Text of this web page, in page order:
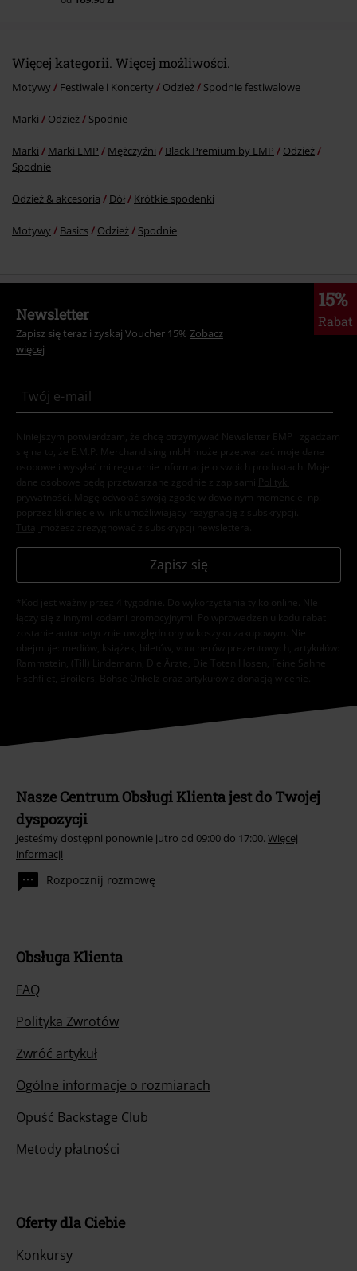
Więcej kategorii. Więcej możliwości.
Motywy Festiwale i Koncerty Odzież Spodnie festiwalowe
Marki Odzież Spodnie
Marki Marki EMP Mężczyźni Black Premium by EMP
Odzież
Spodnie
Odzież & akcesoria Dół Krótkie spodenki
Motywy Basics Odzież Spodnie
15%
Rabat
Newsletter
Zapisz się teraz i zyskaj Voucher 15% Zobacz
więcej
Niniejszym potwierdzam, że chcę otrzymywać Newsletter EMP i zgadzam
się na to, że E.M.P. Merchandising mbH może przetwarzać moje dane
osobowe i wysyłać mi regularnie informacje o swoich produktach. Moje
dane osobowe będą przetwarzane zgodnie z zapisami
Polityki
prywatności . Mogę odwołać swoją zgodę w dowolnym momencie, np.
poprzez kliknięcie w link umożliwiający rezygnację z subskrypcji.
Tutaj możesz zrezygnować z subskrypcji newslettera.
Zapisz się
*Kod jest ważny przez 4 tygodnie. Do wykorzystania tylko online. NIe
łączy się z innymi kodami promocyjnymi. Po wprowadzeniu kodu rabat
zostanie automatycznie uwzględniony w koszyku zakupowym. Nie
obejmuje: mediów, książek, biletów, voucherów prezentowych, artykułów:
Rammstein, (Till) Lindemann, Die Ärzte, Die Toten Hosen, Feine Sahne
Fischfilet, Broilers, Böhse Onkelz oraz artykułów z donacją w cenie.
Nasze Centrum Obsługi Klienta jest do Twojej
dyspozycji
Jesteśmy dostępni ponownie jutro od 09:00 do 17:00. Więcej
informacji
Rozpocznij rozmowę
Obsługa Klienta
FAQ
Polityka Zwrotów
Zwróć artykuł
Ogólne informacje o rozmiarach
Opuść Backstage Club
Metody płatności
Oferty dla Ciebie
Konkursy